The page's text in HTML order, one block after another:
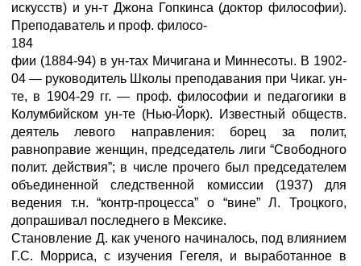
искусств) и ун-т Джона Гопкинса (доктор философии).
Преподаватель и проф. филосо-
184
фии (1884-94) в ун-тах Мичигана и Миннесоты. В 1902-
04 — руководитель Школы преподавания при Чикаг. ун-
те, в 1904-29 гг. — проф. философии и педагогики в
Колумбийском ун-те (Нью-Йорк). Известный обществ.
деятель левого направления: борец за полит,
равноправие женщин, председатель лиги “Свободного
полит. действия”; в числе прочего был председателем
объединенной следственной комиссии (1937) для
ведения т.н. “контр-процесса” о “вине” Л. Троцкого,
допрашивал последнего в Мексике.
Становление Д. как ученого начиналось, под влиянием
Г.С. Морриса, с изучения Гегеля, и выработанное в